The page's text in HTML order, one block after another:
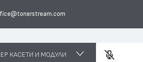
КАСЕТИ И МОДУЛИ